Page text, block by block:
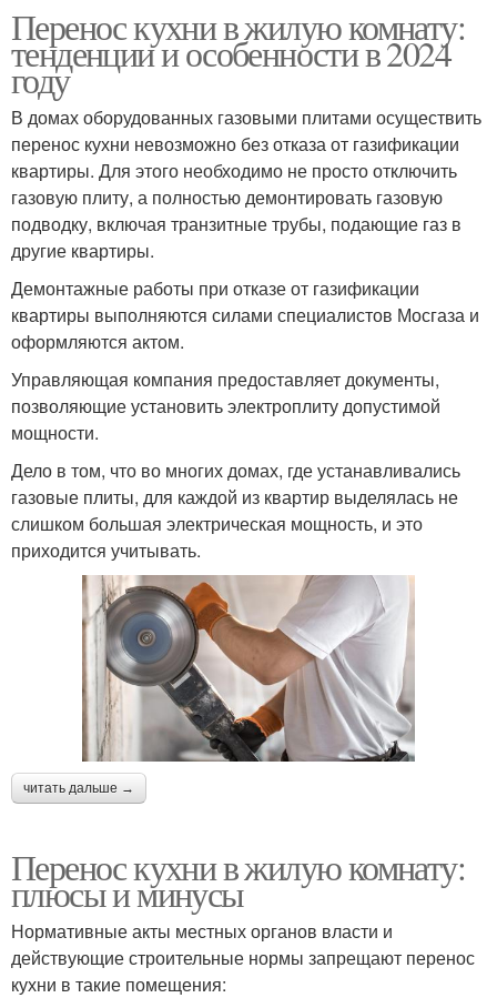
Перенос кухни в жилую комнату:
тенденции и особенности в 2024
году
В домах оборудованных газовыми плитами осуществить
перенос кухни невозможно без отказа от газификации
квартиры. Для этого необходимо не просто отключить
газовую плиту, а полностью демонтировать газовую
подводку, включая транзитные трубы, подающие газ в
другие квартиры.
Демонтажные работы при отказе от газификации
квартиры выполняются силами специалистов Мосгаза и
оформляются актом.
Управляющая компания предоставляет документы,
позволяющие установить электроплиту допустимой
мощности.
Дело в том, что во многих домах, где устанавливались
газовые плиты, для каждой из квартир выделялась не
слишком большая электрическая мощность, и это
приходится учитывать.
читать дальше →
Перенос кухни в жилую комнату:
плюсы и минусы
Нормативные акты местных органов власти и
действующие строительные нормы запрещают перенос
кухни в такие помещения: